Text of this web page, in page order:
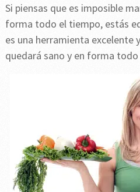
Si piensas que es imposible
forma todo el tiempo, estás
es una herramienta excelente
quedará sano y en forma